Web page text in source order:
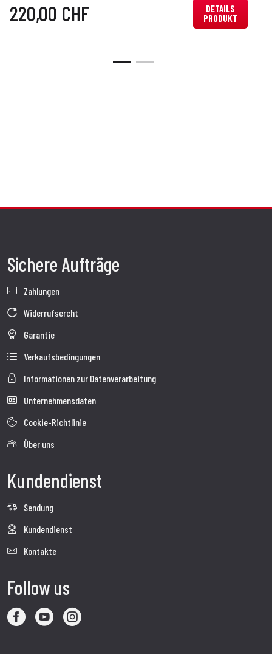
220,00 CHF
DETAILS
PRODUKT
Sichere Aufträge
Zahlungen
Widerrufsercht
Garantie
Verkaufsbedingungen
Informationen zur Datenverarbeitung
Unternehmensdaten
Cookie-Richtlinie
Über uns
Kundendienst
Sendung
Kundendienst
Kontakte
Follow us